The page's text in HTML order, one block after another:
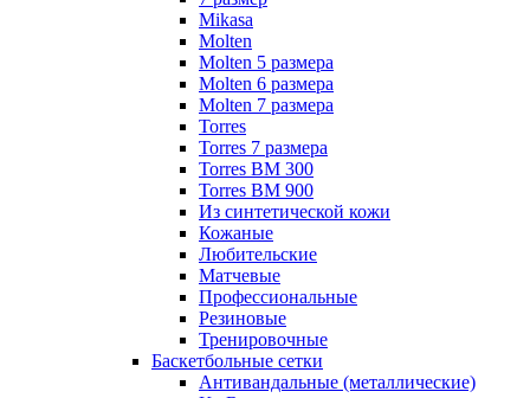
Mikasa
Molten
Molten 5 размера
Molten 6 размера
Molten 7 размера
Torres
Torres 7 размера
Torres BM 300
Torres BM 900
Из синтетической кожи
Кожаные
Любительские
Матчевые
Профессиональные
Резиновые
Тренировочные
Баскетбольные сетки
Антивандальные (металлические)